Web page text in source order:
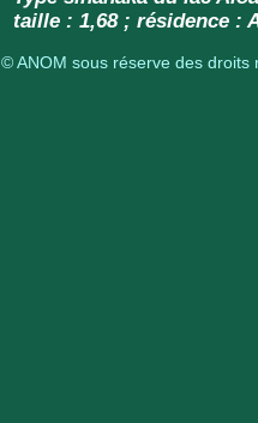
taille : 1,68 ; résidence :
© ANOM sous réserve des